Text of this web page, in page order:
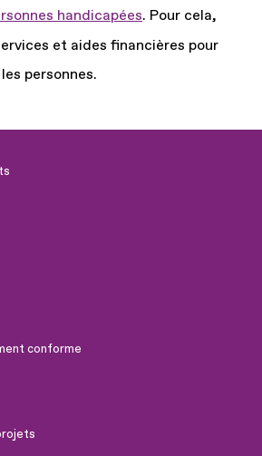
handicapées. Pour cela,
et aides financières pour
personnes.
conforme